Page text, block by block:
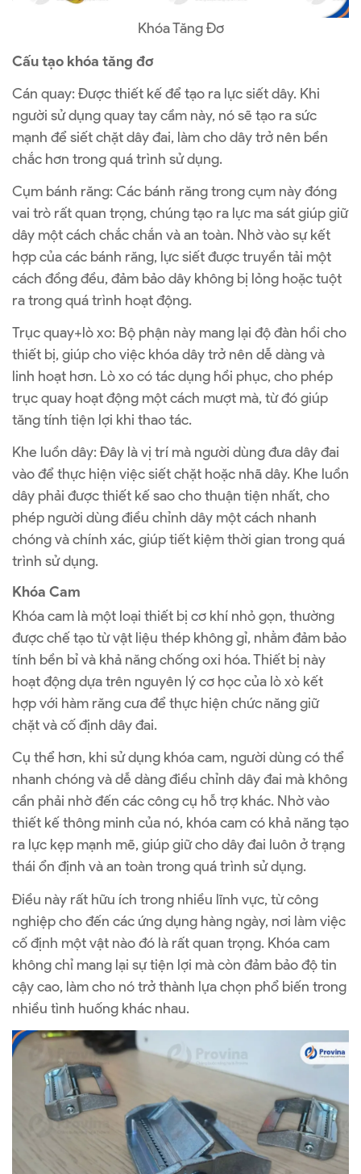
Khóa Tăng Đơ
Cấu tạo khóa tăng đơ
Cán quay: Được thiết kế để tạo ra lực siết dây. Khi
người sử dụng quay tay cầm này, nó sẽ tạo ra sức
mạnh để siết chặt dây đai, làm cho dây trở nên bền
chắc hơn trong quá trình sử dụng.
Cụm bánh răng: Các bánh răng trong cụm này đóng
vai trò rất quan trọng, chúng tạo ra lực ma sát giúp giữ
dây một cách chắc chắn và an toàn. Nhờ vào sự kết
hợp của các bánh răng, lực siết được truyền tải một
cách đồng đều, đảm bảo dây không bị lỏng hoặc tuột
ra trong quá trình hoạt động.
Trục quay+lò xo: Bộ phận này mang lại độ đàn hồi cho
thiết bị, giúp cho việc khóa dây trở nên dễ dàng và
linh hoạt hơn. Lò xo có tác dụng hồi phục, cho phép
trục quay hoạt động một cách mượt mà, từ đó giúp
tăng tính tiện lợi khi thao tác.
Khe luồn dây: Đây là vị trí mà người dùng đưa dây đai
vào để thực hiện việc siết chặt hoặc nhã dây. Khe luồn
dây phải được thiết kế sao cho thuận tiện nhất, cho
phép người dùng điều chỉnh dây một cách nhanh
chóng và chính xác, giúp tiết kiệm thời gian trong quá
trình sử dụng.
Khóa Cam
Khóa cam là một loại thiết bị cơ khí nhỏ gọn, thường
được chế tạo từ vật liệu thép không gỉ, nhằm đảm bảo
tính bền bỉ và khả năng chống oxi hóa. Thiết bị này
hoạt động dựa trên nguyên lý cơ học của lò xò kết
hợp với hàm răng cưa để thực hiện chức năng giữ
chặt và cố định dây đai.
Cụ thể hơn, khi sử dụng khóa cam, người dùng có thể
nhanh chóng và dễ dàng điều chỉnh dây đai mà không
cần phải nhờ đến các công cụ hỗ trợ khác. Nhờ vào
thiết kế thông minh của nó, khóa cam có khả năng tạo
ra lực kẹp mạnh mẽ, giúp giữ cho dây đai luôn ở trạng
thái ổn định và an toàn trong quá trình sử dụng.
Điều này rất hữu ích trong nhiều lĩnh vực, từ công
nghiệp cho đến các ứng dụng hàng ngày, nơi làm việc
cố định một vật nào đó là rất quan trọng. Khóa cam
không chỉ mang lại sự tiện lợi mà còn đảm bảo độ tin
cậy cao, làm cho nó trở thành lựa chọn phổ biến trong
nhiều tình huống khác nhau.